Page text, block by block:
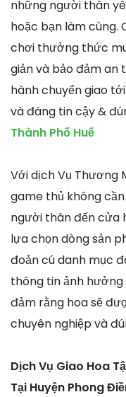
những người thân
hoặc bạn làm cùng.
chơi thưởng thức
giản và bảo đảm an
hành chuyển giao
và đáng tin cậy &
Thành Phố Huế
Với dịch Vụ Thương
game thủ không
người thân đến cửa
lựa chọn dòng sản
đoản cú danh mục
thông tin ảnh hưởng
đảm rằng hoa sẽ
chuyên nghiệp và
Dịch Vụ Giao Hoa
Tại Huyện Phong